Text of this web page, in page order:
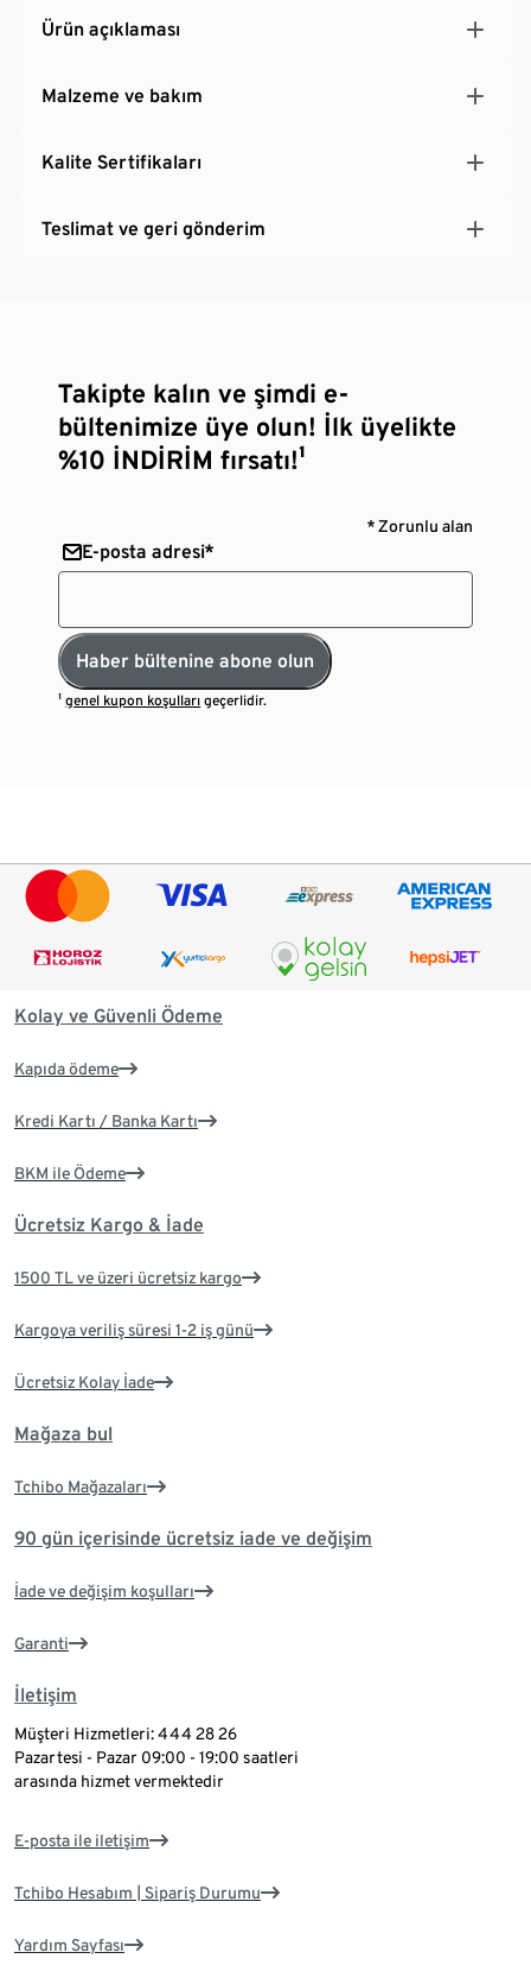
Ürün açıklaması
Malzeme ve bakım
Kalite Sertifikaları
Teslimat ve geri gönderim
Takipte kalın ve şimdi e-
bültenimize üye olun! İlk üyelikte
%10 İNDİRİM fırsatı!¹
* Zorunlu alan
E-posta adresi*
Haber bültenine abone olun
¹genel kupon koşulları geçerlidir.
Kolay ve Güvenli Ödeme
Kapıda ödeme
Kredi Kartı / Banka Kartı
BKM ile Ödeme
Ücretsiz Kargo & İade
1500 TL ve üzeri ücretsiz kargo
Kargoya veriliş süresi 1-2 iş günü
Ücretsiz Kolay İade
Mağaza bul
Tchibo Mağazaları
90 gün içerisinde ücretsiz iade ve değişim
İade ve değişim koşulları
Garanti
İletişim
Müşteri Hizmetleri: 444 28 26
Pazartesi - Pazar 09:00 - 19:00 saatleri
arasında hizmet vermektedir
E-posta ile iletişim
Tchibo Hesabım | Sipariş Durumu
Yardım Sayfası